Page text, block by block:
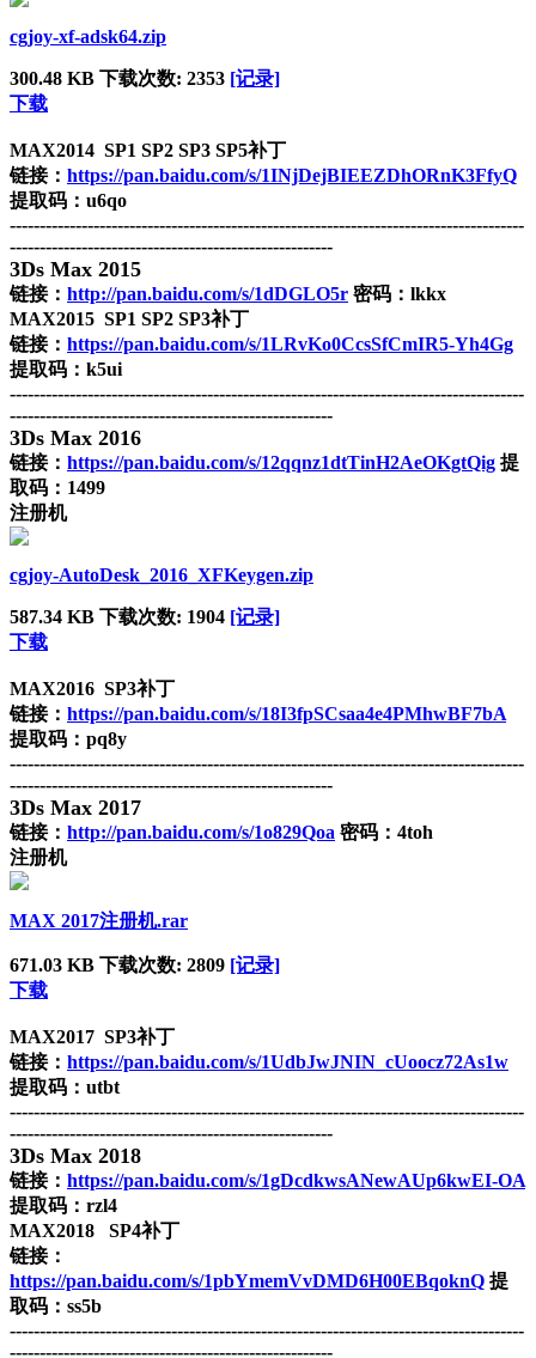
cgjoy-xf-adsk64.zip
300.48 KB 下载次数: 2353 [记录]
下载
MAX2014 SP1 SP2 SP3 SP5补丁
链接： https://pan.baidu.com/s/1INjDejBIEEZDhORnK3FfyQ
提取码：u6qo
--------------------------------------------------------------------------------------
------------------------------------------------------
3Ds Max 2015
链接： http://pan.baidu.com/s/1dDGLO5r 密码：lkkx
MAX2015 SP1 SP2 SP3补丁
链接： https://pan.baidu.com/s/1LRvKo0CcsSfCmIR5-Yh4Gg
提取码：k5ui
--------------------------------------------------------------------------------------
------------------------------------------------------
3Ds Max 2016
链接： https://pan.baidu.com/s/12qqnz1dtTinH2AeOKgtQig 提
取码：1499
注册机
cgjoy-AutoDesk_2016_XFKeygen.zip
587.34 KB 下载次数: 1904 [记录]
下载
MAX2016 SP3补丁
链接： https://pan.baidu.com/s/18I3fpSCsaa4e4PMhwBF7bA
提取码：pq8y
--------------------------------------------------------------------------------------
------------------------------------------------------
3Ds Max 2017
链接： http://pan.baidu.com/s/1o829Qoa 密码：4toh
注册机
MAX 2017注册机.rar
671.03 KB 下载次数: 2809 [记录]
下载
MAX2017 SP3补丁
链接： https://pan.baidu.com/s/1UdbJwJNIN_cUoocz72As1w
提取码：utbt
--------------------------------------------------------------------------------------
------------------------------------------------------
3Ds Max 2018
链接： https://pan.baidu.com/s/1gDcdkwsANewAUp6kwEI-OA
提取码：rzl4
MAX2018 SP4补丁
链接：
https://pan.baidu.com/s/1pbYmemVvDMD6H00EBqoknQ 提
取码：ss5b
--------------------------------------------------------------------------------------
------------------------------------------------------